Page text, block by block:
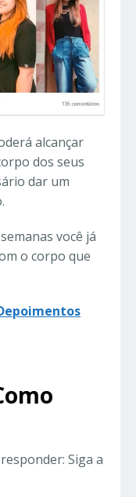
alcançar
dos seus
dar um
você já
o corpo que
Siga a